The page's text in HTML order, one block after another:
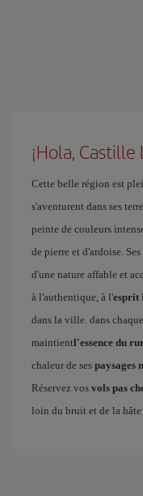
¡Hola,
Cette belle région est
s'aventurent dans ses
peinte de couleurs
de pierre et d'ardoise.
d'une nature affable et
à l'authentique, à l'esprit
dans la ville. dans
maintientl'essence du
chaleur de ses paysages
Réservez vos vols pas
loin du bruit et de la hâte